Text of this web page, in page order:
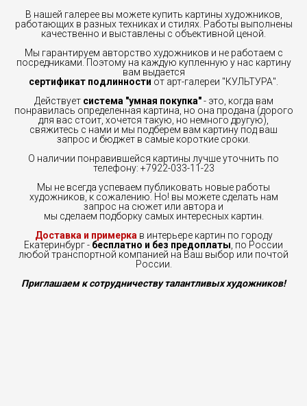
В нашей галерее вы можете купить картины художников,
работающих в разных техниках и стилях. Работы выполнены
качественно и выставлены с объективной ценой.
Мы гарантируем авторство художников и не работаем с
посредниками. Поэтому на каждую купленную у нас картину
вам выдается
сертификат подлинности от арт-галереи "КУЛЬТУРА".
Действует система "умная покупка"- это, когда вам
понравилась определенная картина, но она продана (дорого
для вас стоит, хочется такую, но немного другую),
свяжитесь с нами и мы подберем вам картину под ваш
запрос и бюджет в самые короткие сроки.
О наличии понравившейся картины лучше уточнить по
телефону: +7922-033-11-23
Мы не всегда успеваем публиковать новые работы
художников, к сожалению. Но! вы можете сделать нам
запрос на сюжет или автора и
мы сделаем подборку самых интересных картин.
Доставка и примерка в интерьере картин по городу
Екатеринбург - бесплатно и без предоплаты , по России
любой транспортной компанией на Ваш выбор или почтой
России.
Приглашаем к сотрудничеству талантливых художников!